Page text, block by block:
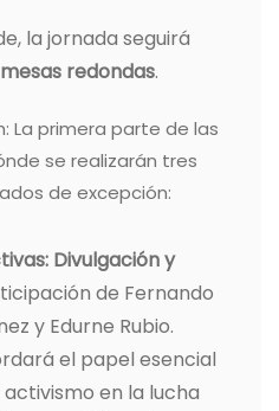
la jornada seguirá
mesas redondas.
La primera parte de las
se realizarán tres
de excepción:
Divulgación y
de Fernando
y Edurne Rubio.
el papel esencial
en la lucha